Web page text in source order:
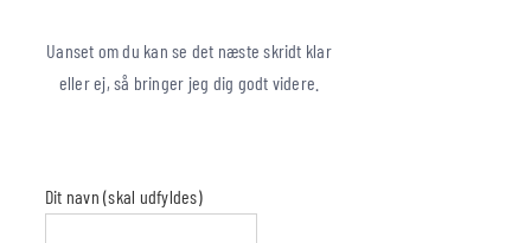
Uanset om du kan se det næste skridt klar
eller ej, så bringer jeg dig godt videre.
Dit navn (skal udfyldes)